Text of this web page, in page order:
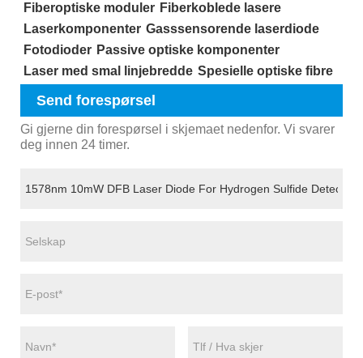
Fiberoptiske moduler Fiberkoblede lasere
Laserkomponenter Gasssensorende laserdiode
Fotodioder Passive optiske komponenter
Laser med smal linjebredde Spesielle optiske fibre
Send forespørsel
Gi gjerne din forespørsel i skjemaet nedenfor. Vi svarer
deg innen 24 timer.